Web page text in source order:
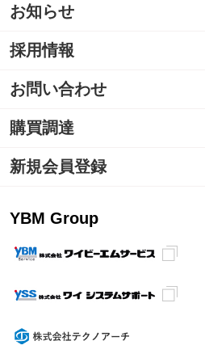
お知らせ
採用情報
お問い合わせ
購買調達
新規会員登録
YBM Group